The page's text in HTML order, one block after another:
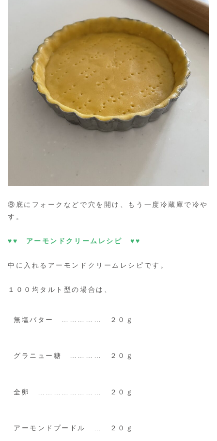
⑧底にフォークなどで穴を開け、もう一度冷蔵庫で冷や
す。
♥♥ アーモンドクリームレシピ ♥♥
中に入れるアーモンドクリームレシピです。
１００均タルト型の場合は、
無塩バター …………… ２０ｇ
グラニュー糖 ………… ２０ｇ
全卵 …………………… ２０ｇ
アーモンドプードル … ２０ｇ